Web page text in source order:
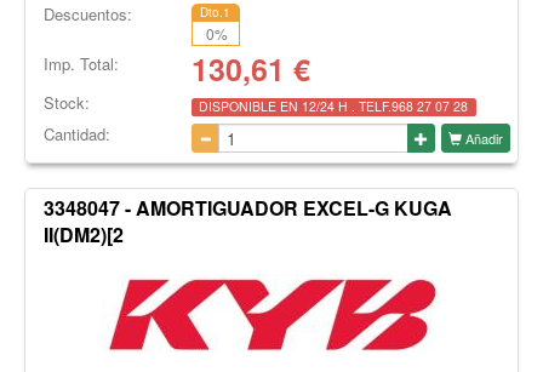
Descuentos:
Dto.1
0%
Imp. Total: 130,61 €
Stock: DISPONIBLE EN 12/24 H . TELF.968 27 07 28
Cantidad: Añadir
3348047 - AMORTIGUADOR EXCEL-G KUGA
II(DM2)[2